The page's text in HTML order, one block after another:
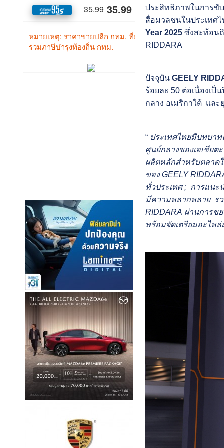
ประสิทธิภาพในการขั
สื่อมวลชนในประเทศ
Year 2025ซึ่งสะท้อน
RIDDARA
ปัจจุบัน GEELY
ร้อยละ 50 ต่อเนื่องเป็
กลาง อเมริกาใต้ และ
“ ประเทศไทยมีบทบา
ศูนย์กลางของเอเชียต
ผลิตหลักสำหรับตลาด
ของ GEELY
ทั่วประเทศ ; การแน
มีความหลากหลาย รว
RIDDARA ผ่านการข
พร้อมจัดเตรียมอะไห